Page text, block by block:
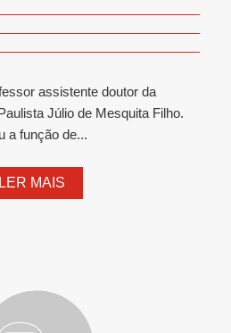
assistente doutor da
Júlio de Mesquita Filho.
a função de...
LER MAIS